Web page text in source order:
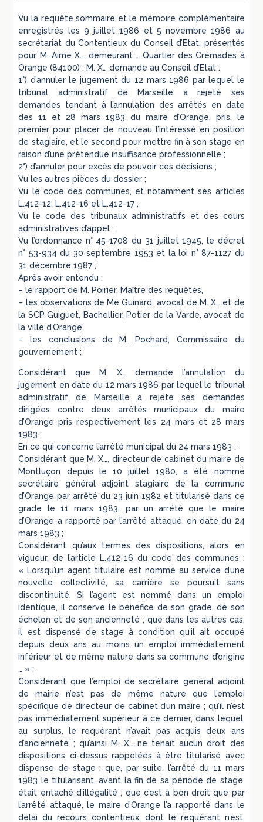
Vu la requête sommaire et le mémoire complémentaire
enregistrés les 9 juillet 1986 et 5 novembre 1986 au
secrétariat du Contentieux du Conseil d’Etat, présentés
pour M. Aimé X…, demeurant … Quartier des Crémades à
Orange (84100) ; M. X… demande au Conseil d’Etat :
1°) d’annuler le jugement du 12 mars 1986 par lequel le
tribunal administratif de Marseille a rejeté ses
demandes tendant à l’annulation des arrêtés en date
des 11 et 28 mars 1983 du maire d’Orange, pris, le
premier pour placer de nouveau l’intéressé en position
de stagiaire, et le second pour mettre fin à son stage en
raison d’une prétendue insuffisance professionnelle ;
2°) d’annuler pour excès de pouvoir ces décisions ;
Vu les autres pièces du dossier ;
Vu le code des communes, et notamment ses articles
L.412-12, L.412-16 et L.412-17 ;
Vu le code des tribunaux administratifs et des cours
administratives d’appel ;
Vu l’ordonnance n° 45-1708 du 31 juillet 1945, le décret
n° 53-934 du 30 septembre 1953 et la loi n° 87-1127 du
31 décembre 1987 ;
Après avoir entendu :
– le rapport de M. Poirier, Maître des requêtes,
– les observations de Me Guinard, avocat de M. X… et de
la SCP Guiguet, Bachellier, Potier de la Varde, avocat de
la ville d’Orange,
– les conclusions de M. Pochard, Commissaire du
gouvernement ;
Considérant que M. X… demande l’annulation du
jugement en date du 12 mars 1986 par lequel le tribunal
administratif de Marseille a rejeté ses demandes
dirigées contre deux arrêtés municipaux du maire
d’Orange pris respectivement les 24 mars et 28 mars
1983 ;
En ce qui concerne l’arrêté municipal du 24 mars 1983 :
Considérant que M. X…, directeur de cabinet du maire de
Montluçon depuis le 10 juillet 1980, a été nommé
secrétaire général adjoint stagiaire de la commune
d’Orange par arrêté du 23 juin 1982 et titularisé dans ce
grade le 11 mars 1983, par un arrêté que le maire
d’Orange a rapporté par l’arrêté attaqué, en date du 24
mars 1983 ;
Considérant qu’aux termes des dispositions, alors en
vigueur, de l’article L.412-16 du code des communes :
« Lorsqu’un agent titulaire est nommé au service d’une
nouvelle collectivité, sa carrière se poursuit sans
discontinuité. Si l’agent est nommé dans un emploi
identique, il conserve le bénéfice de son grade, de son
échelon et de son ancienneté ; que dans les autres cas,
il est dispensé de stage à condition qu’il ait occupé
depuis deux ans au moins un emploi immédiatement
inférieur et de même nature dans sa commune d’origine
… » ;
Considérant que l’emploi de secrétaire général adjoint
de mairie n’est pas de même nature que l’emploi
spécifique de directeur de cabinet d’un maire ; qu’il n’est
pas immédiatement supérieur à ce dernier, dans lequel,
au surplus, le requérant n’avait pas acquis deux ans
d’ancienneté ; qu’ainsi M. X… ne tenait aucun droit des
dispositions ci-dessus rappelées à être titularisé avec
dispense de stage ; que, par suite, l’arrêté du 11 mars
1983 le titularisant, avant la fin de sa période de stage,
était entaché d’illégalité ; que c’est à bon droit que par
l’arrêté attaqué, le maire d’Orange l’a rapporté dans le
délai du recours contentieux, dont le requérant n’est,